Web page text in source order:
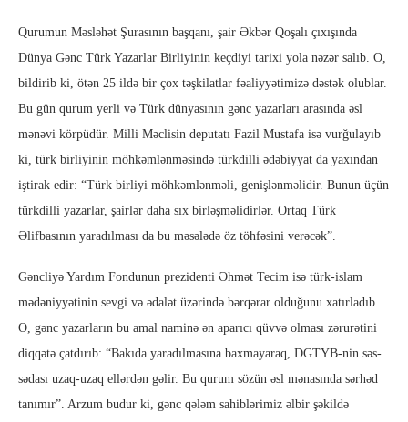
Qurumun Məsləhət Şurasının başqanı, şair Əkbər Qoşalı çıxışında
Dünya Gənc Türk Yazarlar Birliyinin keçdiyi tarixi yola nəzər salıb. O,
bildirib ki, ötən 25 ildə bir çox təşkilatlar fəaliyyətimizə dəstək olublar.
Bu gün qurum yerli və Türk dünyasının gənc yazarları arasında əsl
mənəvi körpüdür. Milli Məclisin deputatı Fazil Mustafa isə vurğulayıb
ki, türk birliyinin möhkəmlənməsində türkdilli ədəbiyyat da yaxından
iştirak edir: “Türk birliyi möhkəmlənməli, genişlənməlidir. Bunun üçün
türkdilli yazarlar, şairlər daha sıx birləşməlidirlər. Ortaq Türk
Əlifbasının yaradılması da bu məsələdə öz töhfəsini verəcək”.
Gəncliyə Yardım Fondunun prezidenti Əhmət Tecim isə türk-islam
mədəniyyətinin sevgi və ədalət üzərində bərqərar olduğunu xatırladıb.
O, gənc yazarların bu amal naminə ən aparıcı qüvvə olması zərurətini
diqqətə çatdırıb: “Bakıda yaradılmasına baxmayaraq, DGTYB-nin səs-
sədası uzaq-uzaq ellərdən gəlir. Bu qurum sözün əsl mənasında sərhəd
tanımır”. Arzum budur ki, gənc qələm sahiblərimiz əlbir şəkildə